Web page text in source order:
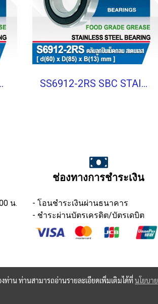
Shield Type SS6912-2RS SBC STAINLESS BALL BEARING Shield Type
น.
ช่องทางการชำระเงิน
- โอนชำระเงินผ่านธนาคาร
- ชำระผ่านบัตรเครดิต/บัตรเดบิต
ท่าน ท่านสามารถอ่านรายละเอียดเพิ่มเติมได้ที่นโยบาย